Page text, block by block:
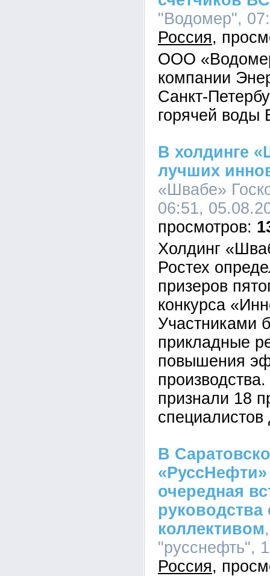
"Водомер",
Россия
ООО
компании
Санкт-
горячей
В холдинге
лучших
«Швабе»
06:51,
Холдинг
Ростех
призеров
конкурса
Участниками
прикладные
повышения
признали 18
В
очередная
коллективом
"русснефть",
Россия